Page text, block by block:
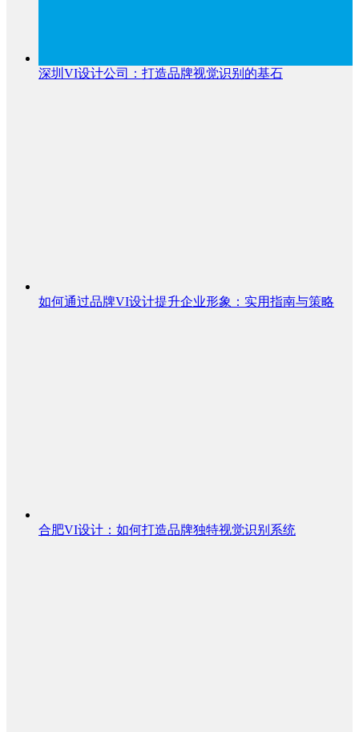
深圳VI设计公司：打造品牌视觉识别的基石
如何通过品牌VI设计提升企业形象：实用指南与策略
合肥VI设计：如何打造品牌独特视觉识别系统